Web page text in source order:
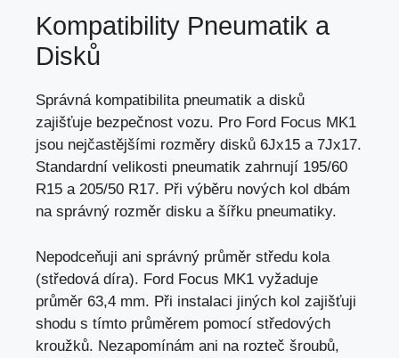
Kompatibility Pneumatik a
Disků
Správná kompatibilita pneumatik a disků
zajišťuje bezpečnost vozu. Pro Ford Focus MK1
jsou nejčastějšími rozměry disků 6Jx15 a 7Jx17.
Standardní velikosti pneumatik zahrnují 195/60
R15 a 205/50 R17. Při výběru nových kol dbám
na správný rozměr disku a šířku pneumatiky.
Nepodceňuji ani správný průměr středu kola
(středová díra). Ford Focus MK1 vyžaduje
průměr 63,4 mm. Při instalaci jiných kol zajišťuji
shodu s tímto průměrem pomocí středových
kroužků. Nezapomínám ani na rozteč šroubů,